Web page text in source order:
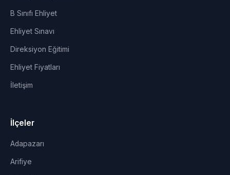
B Sınıfı Ehliyet
Ehliyet Sınavı
Direksiyon Eğitimi
Ehliyet Fiyatları
İletişim
İlçeler
Adapazarı
Arifiye